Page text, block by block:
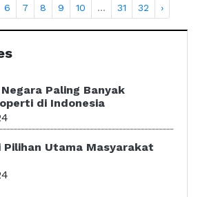
6 7 8 9 10 ... 31 32 ›
Paling Banyak
di Indonesia
Pilihan Utama Masyarakat